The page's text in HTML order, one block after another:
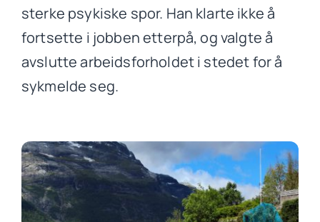
sterke psykiske spor. Han klarte ikke å
fortsette i jobben etterpå, og valgte å
avslutte arbeidsforholdet i stedet for å
sykmelde seg.